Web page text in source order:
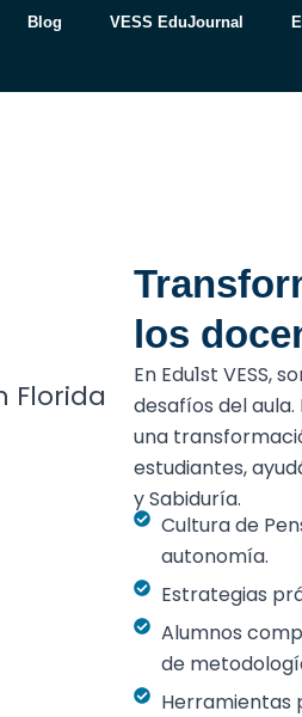
Blog VESS EduJournal
los
En Edu1st VESS,
desafíos del aula.
una
estudiantes,
y Sabiduría.
Cultura de
autonomía.
Estrategias
Alumnos
de
Herramientas
Florida